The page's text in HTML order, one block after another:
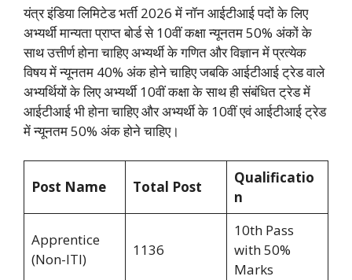
यंत्र इंडिया लिमिटेड भर्ती 2026 में नॉन आईटीआई पदों के लिए
अभ्यर्थी मान्यता प्राप्त बोर्ड से 10वीं कक्षा न्यूनतम 50% अंकों के
साथ उत्तीर्ण होना चाहिए अभ्यर्थी के गणित और विज्ञान में प्रत्येक
विषय में न्यूनतम 40% अंक होने चाहिए जबकि आईटीआई ट्रेड वाले
अभ्यर्थियों के लिए अभ्यर्थी 10वीं कक्षा के साथ ही संबंधित ट्रेड में
आईटीआई भी होना चाहिए और अभ्यर्थी के 10वीं एवं आईटीआई ट्रेड
में न्यूनतम 50% अंक होने चाहिए।
Post Name Total Post
Qualificatio
n
Apprentice
(Non-ITI)
1136
10th Pass
with 50%
Marks